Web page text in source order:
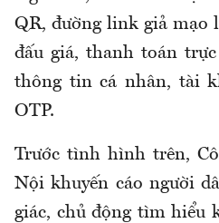
QR, đường link giả mạo
đấu giá, thanh toán
thông tin cá nhân, tài
OTP.
Trước tình hình trên,
Nội khuyến cáo người
giác, chủ động tìm hiểu